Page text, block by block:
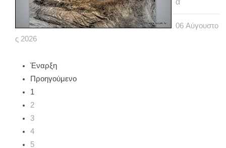
06 Αύγουστο
ς 2026
Έναρξη
Προηγούμενο
1
2
3
4
5